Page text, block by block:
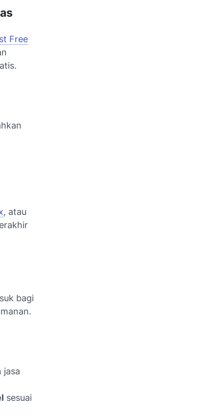
Free
, atau
bagi
jasa
sesuai